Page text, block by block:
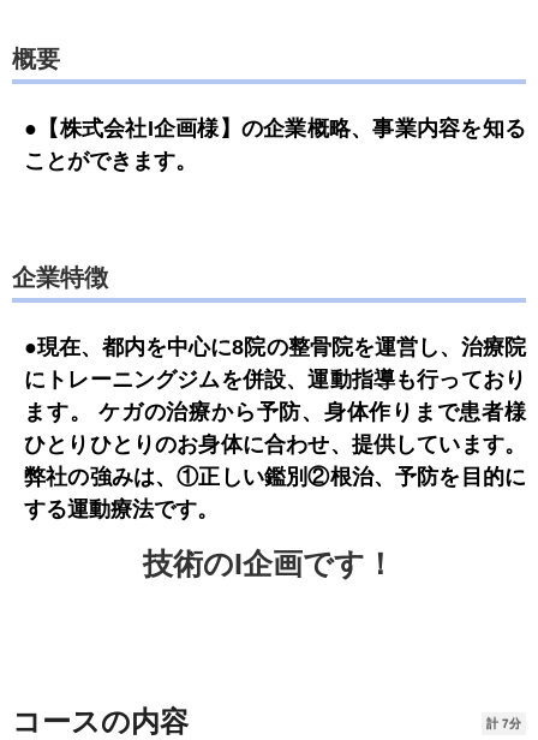
概要
● 【株式会社I企画様】の企業概略、事業内容を知る
ことができます。
企業特徴
●現在、都内を中心に8院の整骨院を運営し、治療院
にトレーニングジムを併設、運動指導も行っており
ます。 ケガの治療から予防、身体作りまで患者様
ひとりひとりのお身体に合わせ、提供しています。
弊社の強みは、①正しい鑑別②根治、予防を目的に
する運動療法です。
技術のI企画です！
コースの内容 計 7分